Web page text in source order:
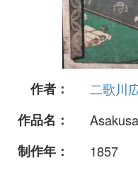
作者：
二歌川
作品名：
制作年：
1857